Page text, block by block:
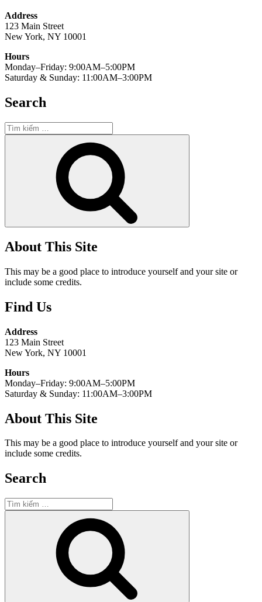
Address
123 Main Street
New York, NY 10001
Hours
Monday–Friday: 9:00AM–5:00PM
Saturday & Sunday: 11:00AM–3:00PM
Search
Tìm
kiếm:
About This Site
This may be a good place to introduce yourself and your site or
include some credits.
Find Us
Address
123 Main Street
New York, NY 10001
Hours
Monday–Friday: 9:00AM–5:00PM
Saturday & Sunday: 11:00AM–3:00PM
About This Site
This may be a good place to introduce yourself and your site or
include some credits.
Search
Tìm
kiếm: